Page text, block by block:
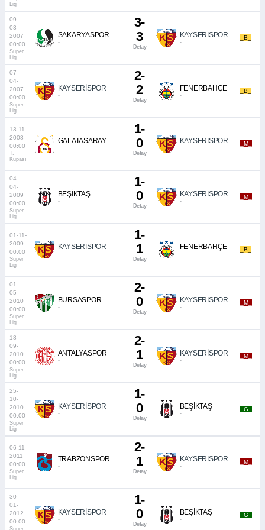
Lig
09-
03-
2007
00:00
Süper
Lig
SAKARYASPOR
-
3-
3
Detay
KAYSERİSPOR
-
_B_
07-
04-
2007
00:00
Süper
Lig
KAYSERİSPOR
-
2-
2
Detay
FENERBAHÇE
-
_B_
13-11-
2008
00:00
T.
Kupası
GALATASARAY
-
1-
0
Detay
KAYSERİSPOR
-
_M_
04-
04-
2009
00:00
Süper
Lig
BEŞİKTAŞ
-
1-
0
Detay
KAYSERİSPOR
-
_M_
01-11-
2009
00:00
Süper
Lig
KAYSERİSPOR
-
1-
1
Detay
FENERBAHÇE
-
_B_
01-
05-
2010
00:00
Süper
Lig
BURSASPOR
-
2-
0
Detay
KAYSERİSPOR
-
_M_
18-
09-
2010
00:00
Süper
Lig
ANTALYASPOR
-
2-
1
Detay
KAYSERİSPOR
-
_M_
25-
10-
2010
00:00
Süper
Lig
KAYSERİSPOR
-
1-
0
Detay
BEŞİKTAŞ
-
_G_
06-11-
2011
00:00
Süper
Lig
TRABZONSPOR
-
2-
1
Detay
KAYSERİSPOR
-
_M_
30-
01-
2012
00:00
Süper
KAYSERİSPOR
-
1-
0
Detay
BEŞİKTAŞ
-
_G_